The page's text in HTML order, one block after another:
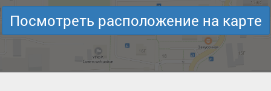
Посмотреть расположение на карте